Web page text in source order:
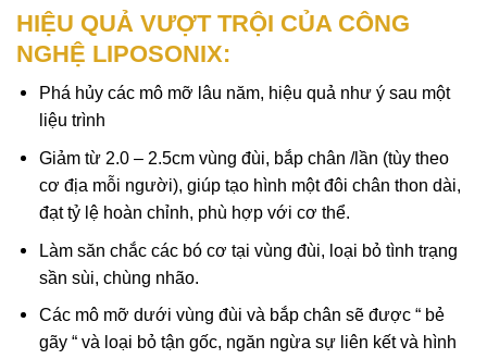
HIỆU QUẢ VƯỢT TRỘI CỦA CÔNG
NGHỆ LIPOSONIX:
Phá hủy các mô mỡ lâu năm, hiệu quả như ý sau một
liệu trình
Giảm từ 2.0 – 2.5cm vùng đùi, bắp chân /lần (tùy theo
cơ địa mỗi người), giúp tạo hình một đôi chân thon dài,
đạt tỷ lệ hoàn chỉnh, phù hợp với cơ thể.
Làm săn chắc các bó cơ tại vùng đùi, loại bỏ tình trạng
sần sùi, chùng nhão.
Các mô mỡ dưới vùng đùi và bắp chân sẽ được “ bẻ
gãy “ và loại bỏ tận gốc, ngăn ngừa sự liên kết và hình